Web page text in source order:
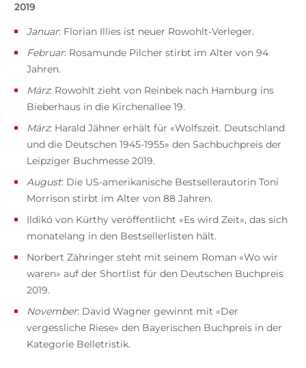
2019
Januar: Florian Illies ist neuer Rowohlt-Verleger.
Februar: Rosamunde Pilcher stirbt im Alter von 94
Jahren.
März: Rowohlt zieht von Reinbek nach Hamburg ins
Bieberhaus in die Kirchenallee 19.
März: Harald Jähner erhält für «Wolfszeit. Deutschland
und die Deutschen 1945-1955» den Sachbuchpreis der
Leipziger Buchmesse 2019.
August: Die US-amerikanische Bestsellerautorin Toni
Morrison stirbt im Alter von 88 Jahren.
Ildikó von Kürthy veröffentlicht «Es wird Zeit», das sich
monatelang in den Bestsellerlisten hält.
Norbert Zähringer steht mit seinem Roman «Wo wir
waren» auf der Shortlist für den Deutschen Buchpreis
2019.
November: David Wagner gewinnt mit «Der
vergessliche Riese» den Bayerischen Buchpreis in der
Kategorie Belletristik.